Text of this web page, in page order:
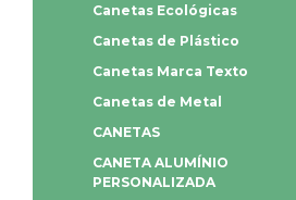
Canetas Ecológicas
Canetas de Plástico
Canetas Marca Texto
Canetas de Metal
CANETAS
CANETA ALUMÍNIO
PERSONALIZADA